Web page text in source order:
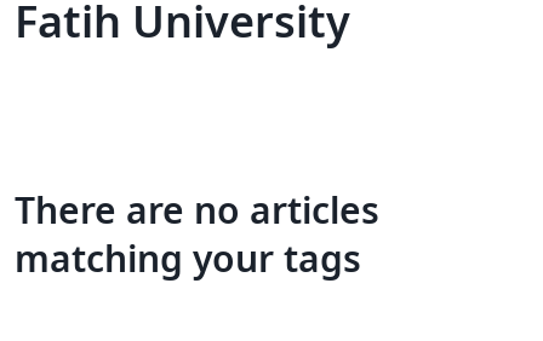
Fatih University
There are no articles
matching your tags